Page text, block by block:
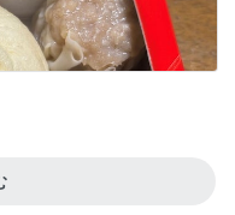
Powered by Ameba